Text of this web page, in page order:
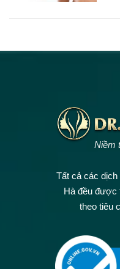
Niềm
Tất cả các dịch
Hà đều được
theo tiêu